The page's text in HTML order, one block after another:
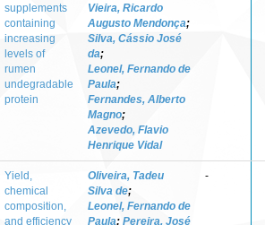
supplements
containing
increasing
levels of
rumen
undegradable
protein
Vieira, Ricardo
Augusto Mendonça;
Silva, Cássio José
da;
Leonel, Fernando de
Paula;
Fernandes, Alberto
Magno;
Azevedo, Flavio
Henrique Vidal
Yield,
chemical
composition,
and efficiency
Oliveira, Tadeu
Silva de;
Leonel, Fernando de
Paula; Pereira, José
-